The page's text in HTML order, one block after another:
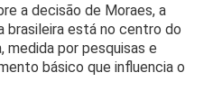
a decisão de Moraes, a
brasileira está no centro do
medida por pesquisas e
básico que influencia o